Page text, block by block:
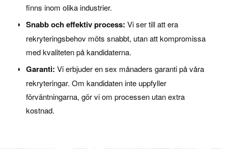
finns inom olika industrier.
Snabb och effektiv process: Vi ser till att era
rekryteringsbehov möts snabbt, utan att kompromissa
med kvaliteten på kandidaterna.
Garanti: Vi erbjuder en sex månaders garanti på våra
rekryteringar. Om kandidaten inte uppfyller
förväntningarna, gör vi om processen utan extra
kostnad.